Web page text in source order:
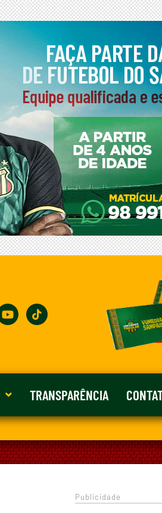
TRANSPARÊNCIA
Publicidade